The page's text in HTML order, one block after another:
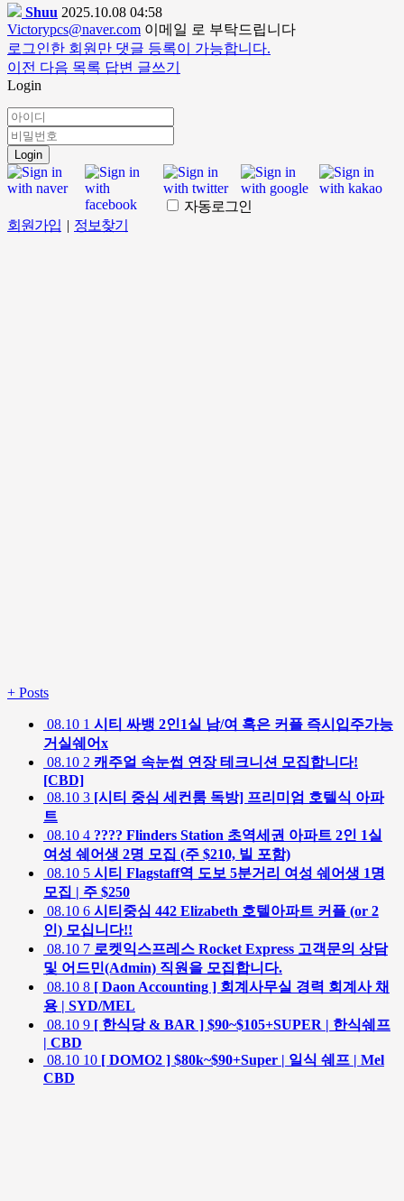
Shuu 2025.10.08 04:58
Victorypcs@naver.com 이메일 로 부탁드립니다
로그인한 회원만 댓글 등록이 가능합니다.
이전 다음 목록 답변 글쓰기
Login
Login
자동로그인
회원가입 | 정보찾기
+ Posts
08.10 1 시티 싸뱅 2인1실 남/여 혹은 커플 즉시입주가능
거실쉐어x
08.10 2 캐주얼 속눈썹 연장 테크니션 모집합니다!
[CBD]
08.10 3 [시티 중심 세컨룸 독방] 프리미엄 호텔식 아파
트
08.10 4 ???? Flinders Station 초역세권 아파트 2인 1실
여성 쉐어생 2명 모집 (주 $210, 빌 포함)
08.10 5 시티 Flagstaff역 도보 5분거리 여성 쉐어생 1명
모집 | 주 $250
08.10 6 시티중심 442 Elizabeth 호텔아파트 커플 (or 2
인) 모십니다!!
08.10 7 로켓익스프레스 Rocket Express 고객문의 상담
및 어드민(Admin) 직원을 모집합니다.
08.10 8 [ Daon Accounting ] 회계사무실 경력 회계사 채
용 | SYD/MEL
08.10 9 [ 한식당 & BAR ] $90~$105+SUPER | 한식쉐프
| CBD
08.10 10 [ DOMO2 ] $80k~$90+Super | 일식 쉐프 | Mel
CBD